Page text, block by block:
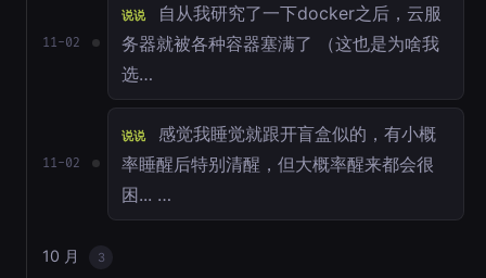
11-02
说说
自从我研究了一下docker之后，云服
务器就被各种容器塞满了 （这也是为啥我
选…
11-02
说说
感觉我睡觉就跟开盲盒似的，有小概
率睡醒后特别清醒，但大概率醒来都会很
困... …
10 月 3